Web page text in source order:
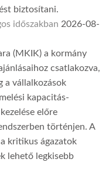
biztosítani.
időszakban 2026-08-
(MKIK) a kormány
csatlakozva,
a vállalkozások
kapacitás-
előre
történjen. A
kritikus ágazatok
lehető legkisebb